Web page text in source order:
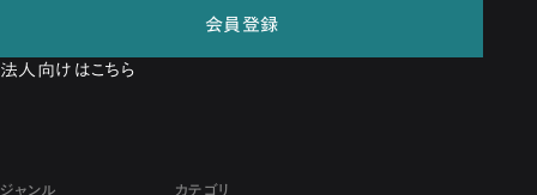
会員登録
法人向けはこちら
ジャンル カテゴリ